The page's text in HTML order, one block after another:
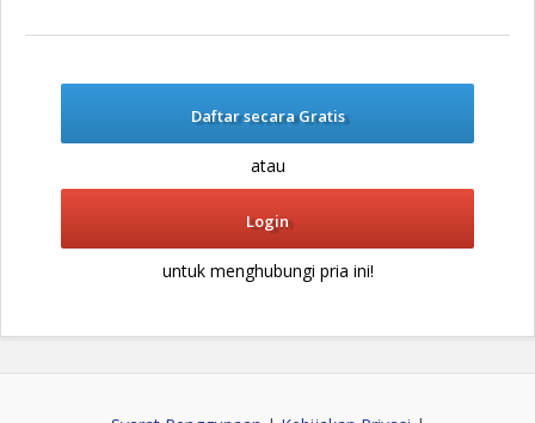
Daftar secara Gratis
atau
Login
untuk menghubungi pria ini!